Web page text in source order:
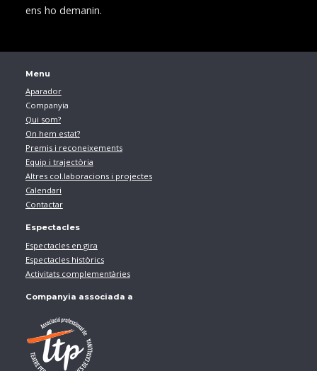
ens ho demanin.
Menu
Aparador
Companyia
Qui som?
On hem estat?
Premis i reconeixements
Equip i trajectòria
Altres col.laboracions i projectes
Calendari
Contactar
Espectacles
Espectacles en gira
Espectacles històrics
Activitats complementàries
Companyia associada a